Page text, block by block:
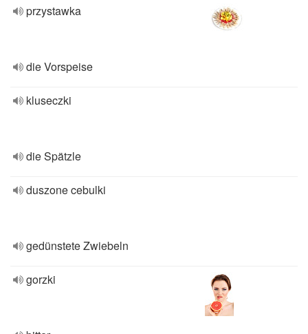
przystawka
die Vorspeise
kluseczki
die Spätzle
duszone cebulki
gedünstete Zwiebeln
gorzki